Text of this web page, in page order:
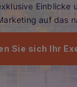
Einblicke
auf das
Sie sich Ihr